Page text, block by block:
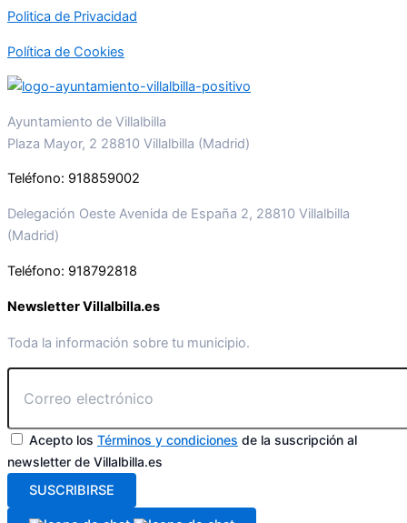
Politica de Privacidad
Política de Cookies
Ayuntamiento de Villalbilla
Plaza Mayor, 2 28810 Villalbilla (Madrid)
Teléfono: 918859002
Delegación Oeste Avenida de España 2, 28810 Villalbilla
(Madrid)
Teléfono: 918792818
Newsletter Villalbilla.es
Toda la información sobre tu municipio.
Acepto los Términos y condiciones de la suscripción al
newsletter de Villalbilla.es
SUSCRIBIRSE